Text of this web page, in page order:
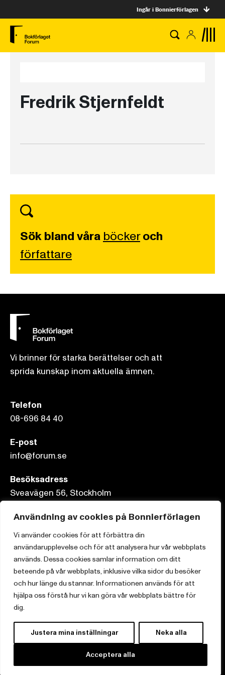
Användning av cookies på Bonnierförlagen
Vi använder cookies för att förbättra din
användarupplevelse och för att analysera hur vår webbplats
används. Dessa cookies samlar information om ditt
beteende på vår webbplats, inklusive vilka sidor du besöker
och hur länge du stannar. Informationen används för att
hjälpa oss förstå hur vi kan göra vår webbplats bättre för
dig.
Justera mina inställningar Neka alla
Acceptera alla
Ingår i Bonnierförlagen
Fredrik Stjernfeldt
Sök bland våra böckeroch
författare
Vi brinner för starka berättelser och att
sprida kunskap inom aktuella ämnen.
Telefon
08-696 84 40
E-post
info@forum.se
Besöksadress
Sveavägen 56, Stockholm
Postadress
Box 3159, 103 63 Stockholm
Om Bonnierförlagen
Cookies
Integritetspolicy